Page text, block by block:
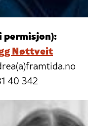
permisjon):
Nøttveit
40 342